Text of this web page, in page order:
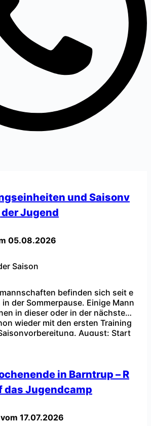
und Saisonv
Jugend
05.08.2026
Saison
befinden sich seit e
der Sommerpause. Einige Mann
in dieser oder in der nächsten
wieder mit den ersten Training
August: Start
mit den ersten Trainingsei
ist beendet! […]
in Barntrup – R
das Jugendcamp
17.07.2026